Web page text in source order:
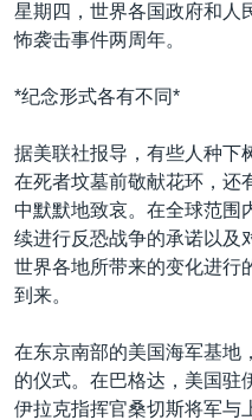
转
到
转
到
检
索
最新国际新闻
中东
欧洲
非洲
美洲
全球议题
分类新闻
人权·法律·宗教
科教·文娱·体健
军事
劳工
环境
热点专题
白宫要闻
国会报道
美中关系
美国建国250周年
美国之音专访
重要讲话与声明
VOA视频
VOA今日焦点
中文广播
关注我们
星期四，世界各国政府和人
怖袭击事件两周年。
*纪念形式各有不同*
据美联社报导，有些人种下
在死者坟墓前敬献花环，还
中默默地致哀。在全球范围
续进行反恐战争的承诺以及
世界各地所带来的变化进行
到来。
在东京南部的美国海军基地
的仪式。在巴格达，美国驻
伊拉克指挥官桑切斯将军与